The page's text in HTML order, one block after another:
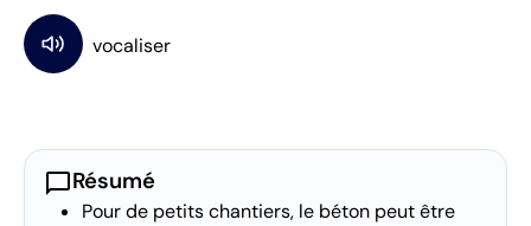
chat_bubbleRésumé
Pour de petits chantiers, le béton peut être